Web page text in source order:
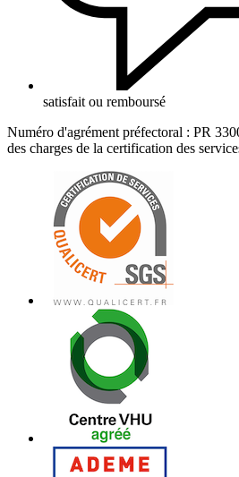
satisfait ou remboursé
Numéro d'agrément préfectoral : PR
des charges de la certification des